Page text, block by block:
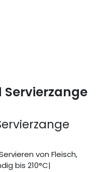
von Fleisch,
bis 210°C|